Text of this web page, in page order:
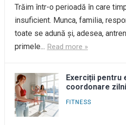
Trăim într-o perioadă în care
insuficient. Munca, familia,
toate se adună și, adesea,
primele... Read more »
Exerciții pentru
coordonare
FITNESS